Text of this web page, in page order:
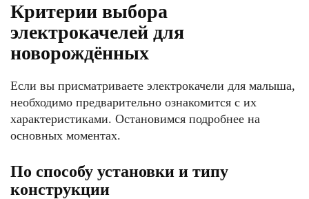
Критерии выбора
электрокачелей для
новорождённых
Если вы присматриваете электрокачели для малыша,
необходимо предварительно ознакомится с их
характеристиками. Остановимся подробнее на
основных моментах.
По способу установки и типу
конструкции